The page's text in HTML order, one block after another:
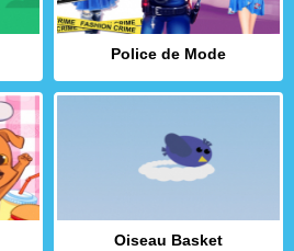
Police de Mode
Oiseau Basket